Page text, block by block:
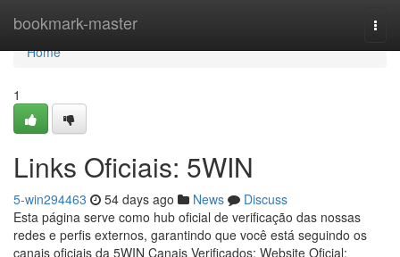
bookmark-master
Home
Home
1
Links Oficiais: 5WIN
5-win294463 54 days ago News
Discuss
Esta página serve como hub oficial de verificação das nossas
redes e perfis externos, garantindo que você está seguindo os
canais oficiais da 5WIN Canais Verificados: Website Oficial: